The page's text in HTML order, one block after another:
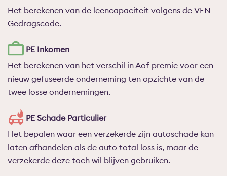
Het berekenen van de leencapaciteit volgens de VFN
Gedragscode.
PE Inkomen
Het berekenen van het verschil in Aof-premie voor een
nieuw gefuseerde onderneming ten opzichte van de
twee losse ondernemingen.
PE Schade Particulier
Het bepalen waar een verzekerde zijn autoschade kan
laten afhandelen als de auto total loss is, maar de
verzekerde deze toch wil blijven gebruiken.